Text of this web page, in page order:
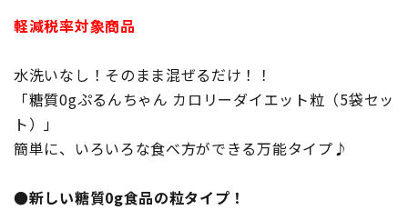
軽減税率対象商品
水洗いなし！そのまま混ぜるだけ！！
「糖質0gぷるんちゃん カロリーダイエット粒（5袋セッ
ト）」
簡単に、いろいろな食べ方ができる万能タイプ♪
●新しい糖質0g食品の粒タイプ！